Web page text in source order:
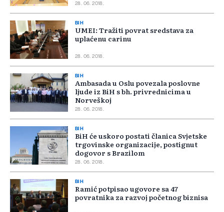
28. 06. 2018.
BIH
UMEI: Tražiti povrat sredstava za
uplaćenu carinu
28. 06. 2018.
BIH
Ambasada u Oslu povezala poslovne
ljude iz BiH s bh. privrednicima u
Norveškoj
28. 06. 2018.
BIH
BiH će uskoro postati članica Svjetske
trgovinske organizacije, postignut
dogovor s Brazilom
28. 06. 2018.
BIH
Ramić potpisao ugovore sa 47
povratnika za razvoj početnog biznisa